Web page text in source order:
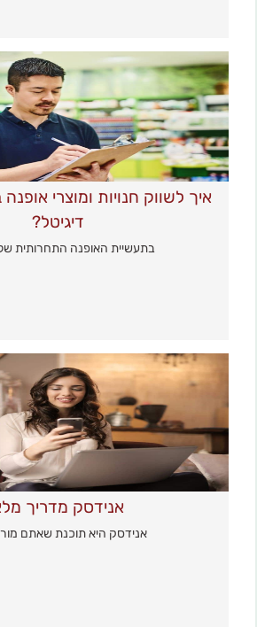
איך לשווק חנויות ומוצרי
דיגיטל?
בתעשיית האופנה התחרותית של
אנידסק מדריך
אנידסק היא תוכנת שאתם